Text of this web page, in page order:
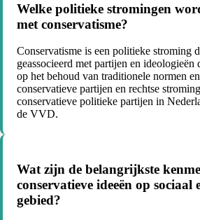
Welke politieke stromingen
met conservatisme?
Conservatisme is een politieke stroming
geassocieerd met partijen en ideologieën
op het behoud van traditionele normen
conservatieve partijen en rechtse
conservatieve politieke partijen in
de VVD.
Wat zijn de belangrijkste
conservatieve ideeën op sociaal
gebied?